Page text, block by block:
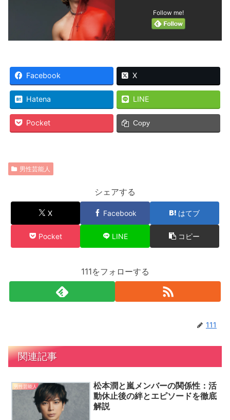
Follow me!
Facebook X
Hatena LINE
Pocket Copy
男性芸能人
シェアする
X Facebook はてブ
Pocket LINE コピー
111をフォローする
111
関連記事
男性芸能人
松本潤と嵐メンバーの関係性：活
動休止後の絆とエピソードを徹底
解説